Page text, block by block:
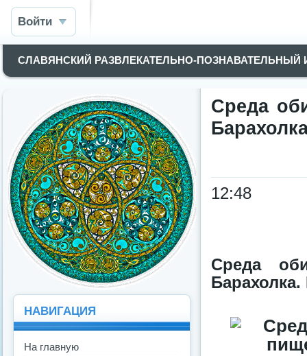
Войти
СЛАВЯНСКИЙ РАЗВЛЕКАТЕЛЬНО-
Среда
12:48
Среда
Барахолка.
НАВИГАЦИЯ
На главную